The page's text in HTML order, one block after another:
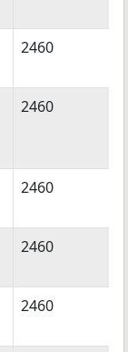
2460
2460
2460
2460
2460